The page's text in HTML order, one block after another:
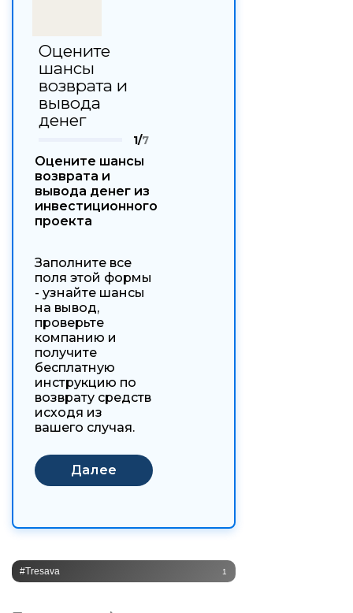
Оцените
шансы
возврата и
вывода
денег
1/7
Оцените шансы
возврата и
вывода денег из
инвестиционного
проекта
Заполните все
поля этой формы
- узнайте шансы
на вывод,
проверьте
компанию и
получите
бесплатную
инструкцию по
возврату средств
исходя из
вашего случая.
#Tresava 1